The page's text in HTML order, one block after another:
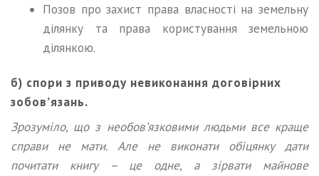
Позов про захист права власності на земельну
ділянку та права користування земельною
ділянкою.
б) спори з приводу невиконання договірних
зобов’язань.
Зрозуміло, що з необов’язковими людьми все краще
справи не мати. Але не виконати обіцянку дати
почитати книгу – це одне, а зірвати майнове